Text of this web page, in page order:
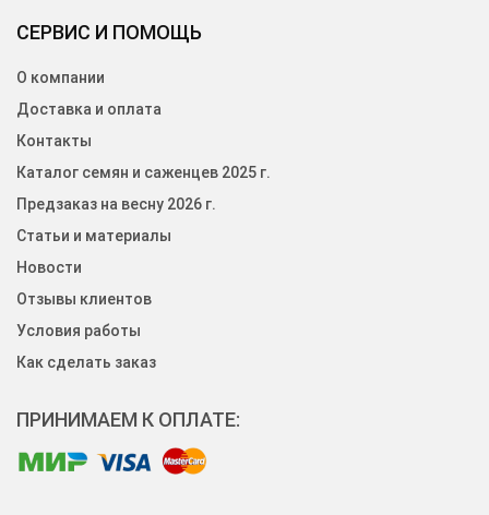
СЕРВИС И ПОМОЩЬ
О компании
Доставка и оплата
Контакты
Каталог семян и саженцев 2025 г.
Предзаказ на весну 2026 г.
Статьи и материалы
Новости
Отзывы клиентов
Условия работы
Как сделать заказ
ПРИНИМАЕМ К ОПЛАТЕ: